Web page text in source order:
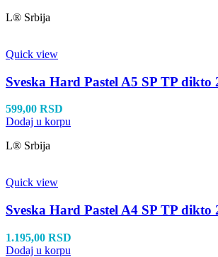
L® Srbija
Quick view
Sveska Hard Pastel A5 SP TP dikto
599,00 RSD
Dodaj u korpu
L® Srbija
Quick view
Sveska Hard Pastel A4 SP TP dikto
1.195,00 RSD
Dodaj u korpu